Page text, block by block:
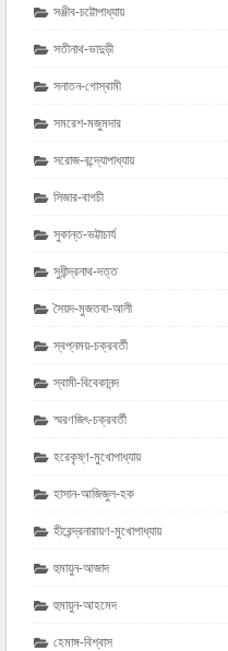
সঞ্জীব-চট্টোপাধ্যায়
সতীনাথ-ভাদুড়ী
সনাতন-গোস্বামী
সমরেশ-মজুমদার
সরোজ-বন্দ্যোপাধ্যায়
সিজার-বাগচী
সুকান্ত-ভট্টাচার্য
সুধীন্দ্রনাথ-দত্ত
সৈয়দ-মুজতবা-আলী
স্বপ্নময়-চক্রবর্তী
স্বামী-বিবেকানন্দ
স্মরণজিৎ-চক্রবর্তী
হরেকৃষ্ণ-মুখোপাধ্যায়
হাসান-আজিজুল-হক
হীরেন্দ্রনারায়ণ-মুখোপাধ্যায়
হুমায়ুন-আজাদ
হুমায়ুন-আহমেদ
হেমাঙ্গ-বিশ্বাস